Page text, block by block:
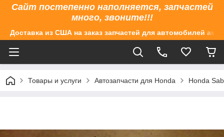
Сайт постепенно наполняется, запчастей
много, звоните!!!
Доставка из США на заказ запчастей для автомобилей
Товары и услуги Автозапчасти для Honda Honda